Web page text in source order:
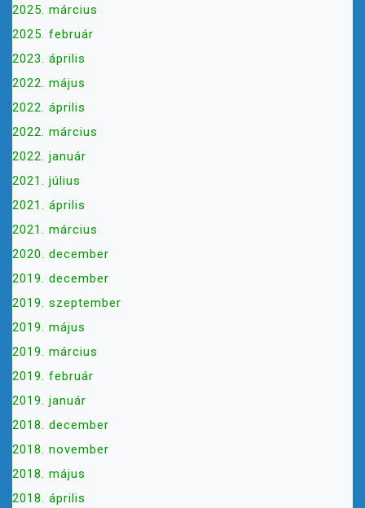
C
I
Ó
2025. március
2025. február
2023. április
2022. május
2022. április
2022. március
2022. január
2021. július
2021. április
2021. március
2020. december
2019. december
2019. szeptember
2019. május
2019. március
2019. február
2019. január
2018. december
2018. november
2018. május
2018. április